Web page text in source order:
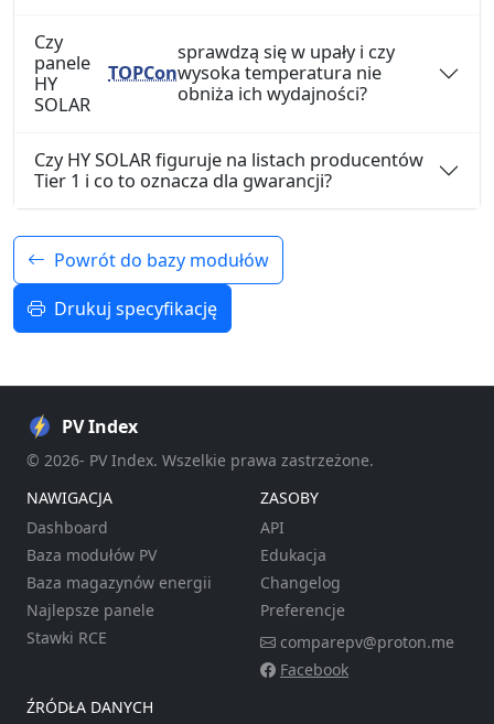
Czy
panele
HY
SOLAR
TOPCon
sprawdzą się w upały i czy
wysoka temperatura nie
obniża ich wydajności?
Czy HY SOLAR figuruje na listach producentów
Tier 1 i co to oznacza dla gwarancji?
Powrót do bazy modułów
Drukuj specyfikację
PV Index
© 2026- PV Index. Wszelkie prawa zastrzeżone.
NAWIGACJA
Dashboard
Baza modułów PV
Baza magazynów energii
Najlepsze panele
Stawki RCE
ZASOBY
API
Edukacja
Changelog
Preferencje
comparepv@proton.me
Facebook
ŹRÓDŁA DANYCH